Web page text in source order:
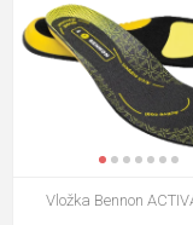
VM Footwear 3009